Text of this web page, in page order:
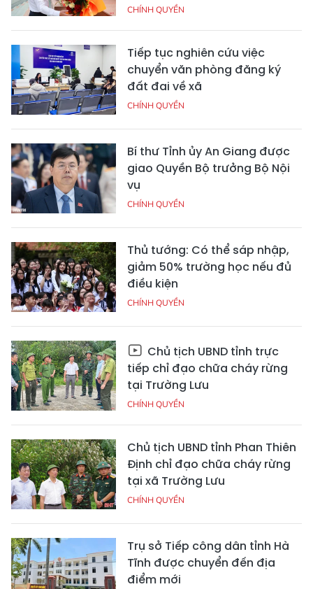
CHÍNH QUYỀN
Tiếp tục nghiên cứu việc
chuyển văn phòng đăng ký
đất đai về xã
CHÍNH QUYỀN
Bí thư Tỉnh ủy An Giang được
giao Quyền Bộ trưởng Bộ Nội
vụ
CHÍNH QUYỀN
Thủ tướng: Có thể sáp nhập,
giảm 50% trường học nếu đủ
điều kiện
CHÍNH QUYỀN
Chủ tịch UBND tỉnh trực
tiếp chỉ đạo chữa cháy rừng
tại Trường Lưu
CHÍNH QUYỀN
Chủ tịch UBND tỉnh Phan Thiên
Định chỉ đạo chữa cháy rừng
tại xã Trường Lưu
CHÍNH QUYỀN
Trụ sở Tiếp công dân tỉnh Hà
Tĩnh được chuyển đến địa
điểm mới